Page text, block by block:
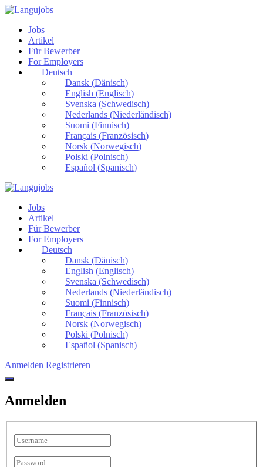
Jobs
Artikel
Für Bewerber
For Employers
Deutsch
Dansk(Dänisch)
English (Englisch)
Svenska (Schwedisch)
Nederlands(Niederländisch)
Suomi (Finnisch)
Français(Französisch)
Norsk(Norwegisch)
Polski (Polnisch)
Español (Spanisch)
Jobs
Artikel
Für Bewerber
For Employers
Deutsch
Dansk(Dänisch)
English (Englisch)
Svenska (Schwedisch)
Nederlands(Niederländisch)
Suomi (Finnisch)
Français(Französisch)
Norsk(Norwegisch)
Polski (Polnisch)
Español (Spanisch)
Anmelden Registrieren
Anmelden